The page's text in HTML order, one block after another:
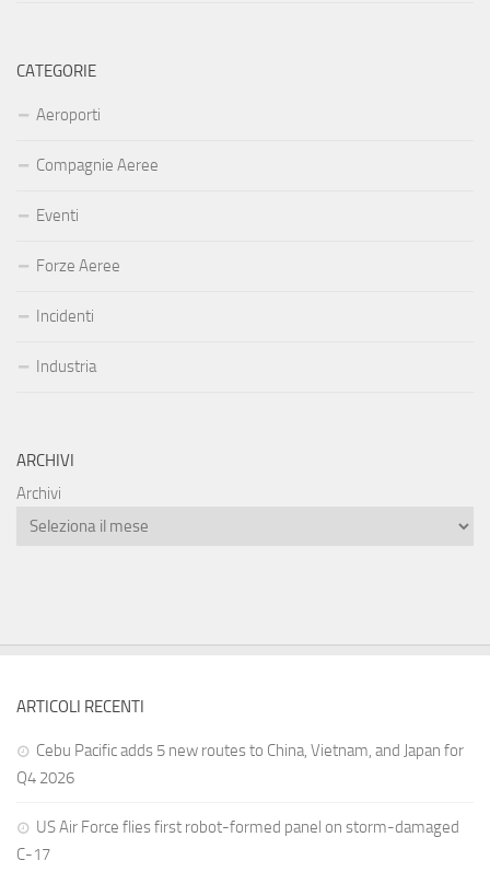
CATEGORIE
Aeroporti
Compagnie Aeree
Eventi
Forze Aeree
Incidenti
Industria
ARCHIVI
Archivi
ARTICOLI RECENTI
Cebu Pacific adds 5 new routes to China, Vietnam, and Japan for
Q4 2026
US Air Force flies first robot-formed panel on storm-damaged
C-17